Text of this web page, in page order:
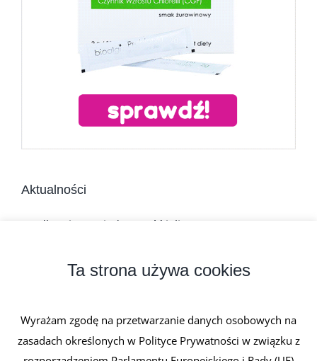
Aktualności
Jadłospis na niedrożność jelit
Atonia jelit
Ta strona używa cookies
Wyrażam zgodę na przetwarzanie danych osobowych na
zasadach określonych w Polityce Prywatności w związku z